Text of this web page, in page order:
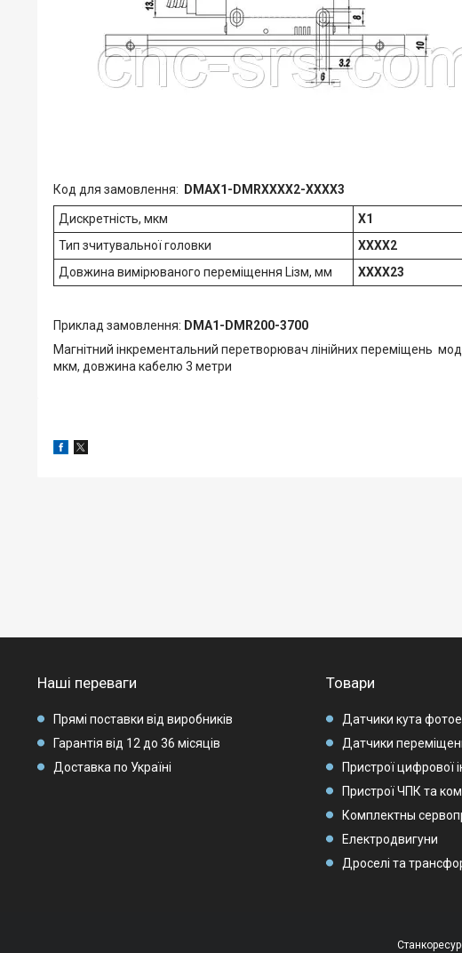
Код для замовлення: DMAX1-DMRXXXX2-XXXX3
Дискретність, мкм X1
Тип зчитувальної головки
XXXX2
Довжина вимірюваного переміщення Lізм, мм
XXXX23
Приклад замовлення: DMA1-DMR200-3700
Магнітний інкрементальний перетворювач лінійних переміщень
мкм, довжина кабелю 3 метри
Наші переваги
Прямі поставки від виробників
Гарантія від 12 до 36 місяців
Доставка по Україні
Товари
Датчики кута
Датчики
Пристрої цифрової
Пристрої ЧПК та
Комплектны
Електродвигуни
Дроселі та